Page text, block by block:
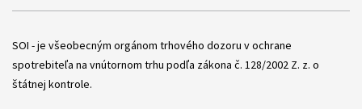
Položky
SOI - je všeobecným orgánom trhového dozoru v ochrane
spotrebiteľa na vnútornom trhu podľa zákona č. 128/2002 Z. z. o
štátnej kontrole.